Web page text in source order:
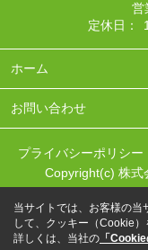
営
定休日：
ホーム
お問い合わせ
プライバシーポリシー
Copyright(c) 株式
当サイトでは、お客様の当
して、クッキー（Cookie）
詳しくは、当社の 「